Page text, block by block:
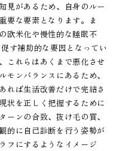
見があるため、自身のルー
要な要素となります。ま
欧米化や慢性的な睡眠不
す補助的な要因となってい
これらはあくまで悪化させ
モンバランスにあるため、
れば生活改善だけで完結さ
状を正しく把握するために
ーンの合致、抜け毛の質、
的に自己診断を行う姿勢が
フにするようなイメージ